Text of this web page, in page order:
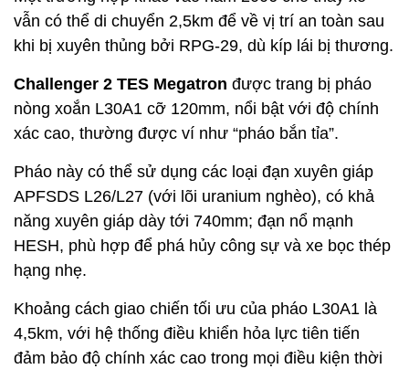
vẫn có thể di chuyển 2,5km để về vị trí an toàn sau
khi bị xuyên thủng bởi RPG-29, dù kíp lái bị thương.
Challenger 2 TES Megatron được trang bị pháo
nòng xoắn L30A1 cỡ 120mm, nổi bật với độ chính
xác cao, thường được ví như “pháo bắn tỉa”.
Pháo này có thể sử dụng các loại đạn xuyên giáp
APFSDS L26/L27 (với lõi uranium nghèo), có khả
năng xuyên giáp dày tới 740mm; đạn nổ mạnh
HESH, phù hợp để phá hủy công sự và xe bọc thép
hạng nhẹ.
Khoảng cách giao chiến tối ưu của pháo L30A1 là
4,5km, với hệ thống điều khiển hỏa lực tiên tiến
đảm bảo độ chính xác cao trong mọi điều kiện thời